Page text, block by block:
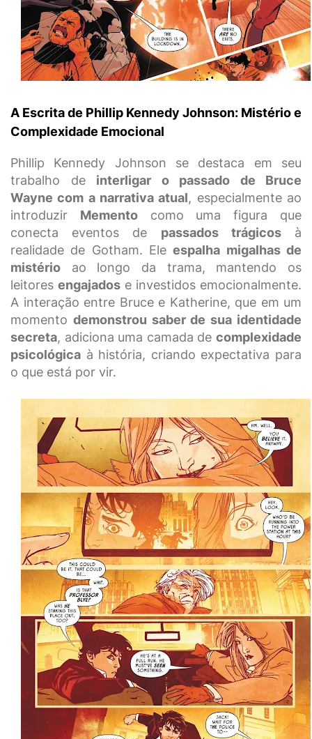
A Escrita de Phillip Kennedy Johnson: Mistério e
Complexidade Emocional
Phillip Kennedy Johnson se destaca em seu
trabalho de interligar o passado de Bruce
Wayne com a narrativa atual, especialmente ao
introduzir Mementocomo uma figura que
conecta eventos de passados trágicosà
realidade de Gotham. Eleespalha migalhas de
mistério ao longo da trama, mantendo os
leitores engajados e investidos emocionalmente.
A interação entre Bruce e Katherine, que em um
momento demonstrou saber de sua identidade
secreta, adiciona uma camada de complexidade
psicológica à história, criando expectativa para
o que está por vir.